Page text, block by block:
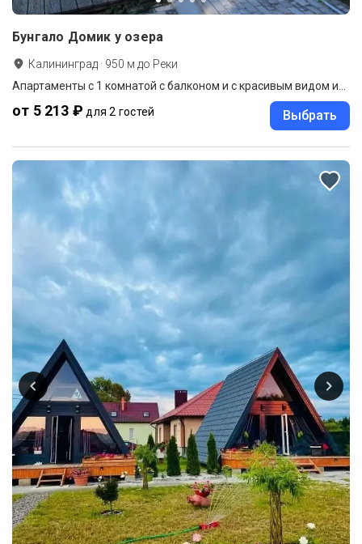
Бунгало Домик у озера
Калининград · 950 м до Реки
от 5 213 ₽ для 2 гостей Выбрать